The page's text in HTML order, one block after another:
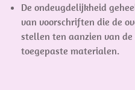
De ondeugdelijkheid
van voorschriften die de
stellen ten aanzien van
toegepaste materialen.